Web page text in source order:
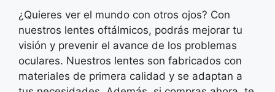
¿Quieres ver el mundo con otros ojos? Con
nuestros lentes oftálmicos, podrás mejorar tu
visión y prevenir el avance de los problemas
oculares. Nuestros lentes son fabricados con
materiales de primera calidad y se adaptan a